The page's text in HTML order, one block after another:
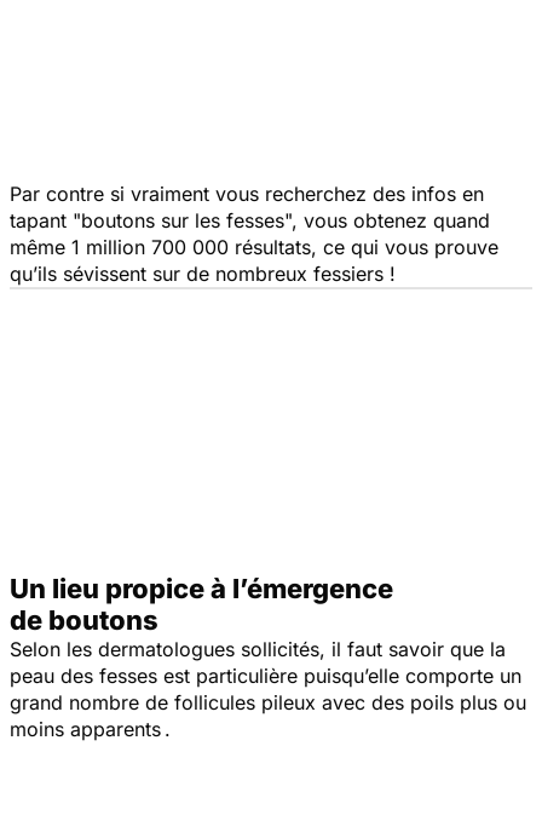
Par contre si vraiment vous recherchez des infos en
tapant "boutons sur les fesses", vous obtenez quand
même 1 million 700 000 résultats, ce qui vous prouve
qu’ils sévissent sur de nombreux fessiers !
Un lieu propice à l’émergence
de boutons
Selon les dermatologues sollicités, il faut savoir que la
peau des fesses est particulière puisqu’elle comporte un
grand nombre de follicules pileux avec des poils plus ou
moins apparents .